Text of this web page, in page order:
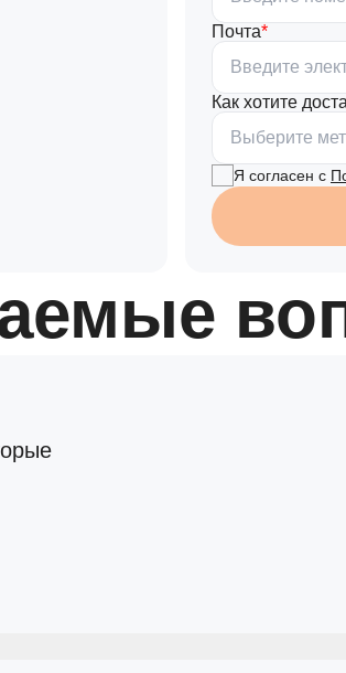
Почта
Как хотите
Выберите
Я согласен с